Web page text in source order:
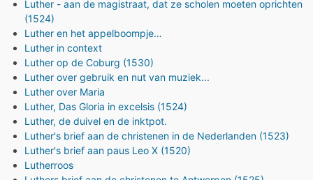
Luther - aan de magistraat, dat ze scholen moeten oprichten
(1524)
Luther en het appelboompje…
Luther in context
Luther op de Coburg (1530)
Luther over gebruik en nut van muziek...
Luther over Maria
Luther, Das Gloria in excelsis (1524)
Luther, de duivel en de inktpot.
Luther's brief aan de christenen in de Nederlanden (1523)
Luther's brief aan paus Leo X (1520)
Lutherroos